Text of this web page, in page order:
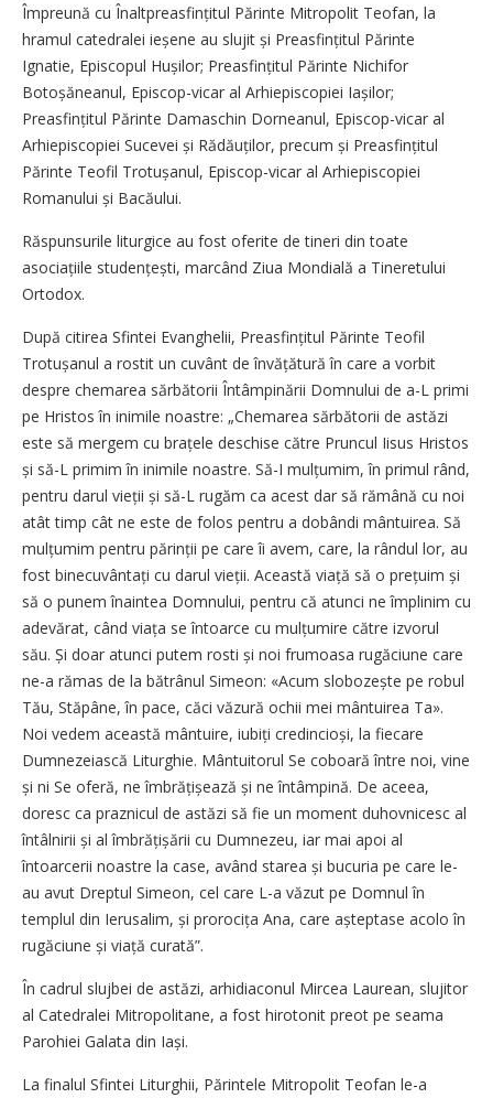
Împreună cu Înaltpreasfințitul Părinte Mitropolit Teofan, la
hramul catedralei ieșene au slujit și Preasfințitul Părinte
Ignatie, Episcopul Hușilor; Preasfințitul Părinte Nichifor
Botoșăneanul, Episcop-vicar al Arhiepiscopiei Iașilor;
Preasfințitul Părinte Damaschin Dorneanul, Episcop-vicar al
Arhiepiscopiei Sucevei și Rădăuților, precum și Preasfințitul
Părinte Teofil Trotușanul, Episcop-vicar al Arhiepiscopiei
Romanului și Bacăului.
Răspunsurile liturgice au fost oferite de tineri din toate
asociațiile studențești, marcând Ziua Mondială a Tineretului
Ortodox.
După citirea Sfintei Evanghelii, Preasfințitul Părinte Teofil
Trotușanul a rostit un cuvânt de învățătură în care a vorbit
despre chemarea sărbătorii Întâmpinării Domnului de a-L primi
pe Hristos în inimile noastre: „Chemarea sărbătorii de astăzi
este să mergem cu brațele deschise către Pruncul Iisus Hristos
și să-L primim în inimile noastre. Să-I mulțumim, în primul rând,
pentru darul vieții și să-L rugăm ca acest dar să rămână cu noi
atât timp cât ne este de folos pentru a dobândi mântuirea. Să
mulțumim pentru părinții pe care îi avem, care, la rândul lor, au
fost binecuvântați cu darul vieții. Această viață să o prețuim și
să o punem înaintea Domnului, pentru că atunci ne împlinim cu
adevărat, când viața se întoarce cu mulțumire către izvorul
său. Și doar atunci putem rosti și noi frumoasa rugăciune care
ne-a rămas de la bătrânul Simeon: «Acum slobozește pe robul
Tău, Stăpâne, în pace, căci văzură ochii mei mântuirea Ta».
Noi vedem această mântuire, iubiți credincioși, la fiecare
Dumnezeiască Liturghie. Mântuitorul Se coboară între noi, vine
și ni Se oferă, ne îmbră­țișează și ne întâmpină. De aceea,
doresc ca praznicul de astăzi să fie un moment duhovnicesc al
întâlnirii și al îmbrățișării cu Dumnezeu, iar mai apoi al
întoarcerii noastre la case, având starea și bucuria pe care le-
au avut Dreptul Simeon, cel care L-a văzut pe Domnul în
templul din Ierusalim, și prorocița Ana, care așteptase acolo în
rugăciune și viață curată”.
În cadrul slujbei de astăzi, arhidiaconul Mircea Laurean, slujitor
al Catedralei Mitropolitane, a fost hirotonit preot pe seama
Parohiei Galata din Iași.
La finalul Sfintei Liturghii, Părintele Mitropolit Teofan le-a